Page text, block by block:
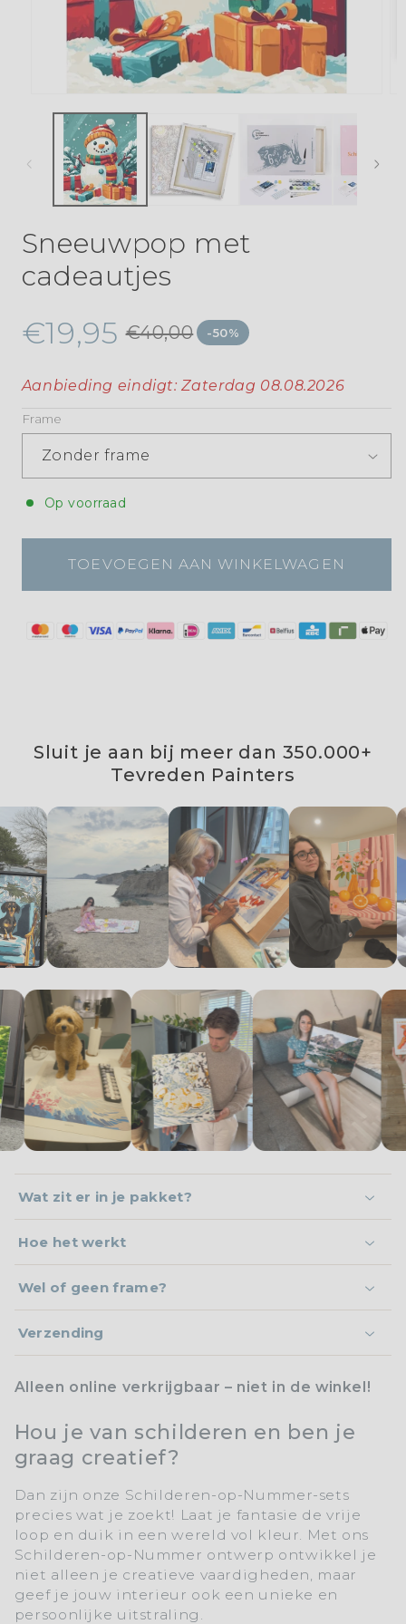
Sneeuwpop met
cadeautjes
€19,95 €40,00 -50%
Aanbieding eindigt:Zaterdag 08.08.2026
Frame
Op voorraad
TOEVOEGEN AAN WINKELWAGEN
Sluit je aan bij meer dan 350.000+
Tevreden Painters
Wat zit er in je pakket?
Hoe het werkt
Wel of geen frame?
Verzending
Alleen online verkrijgbaar – niet in de winkel!
Hou je van schilderen en ben je
graag creatief?
Dan zijn onze Schilderen-op-Nummer-sets
precies wat je zoekt! Laat je fantasie de vrije
loop en duik in een wereld vol kleur. Met ons
Schilderen-op-Nummer ontwerp ontwikkel je
niet alleen je creatieve vaardigheden, maar
geef je jouw interieur ook een unieke en
persoonlijke uitstraling.